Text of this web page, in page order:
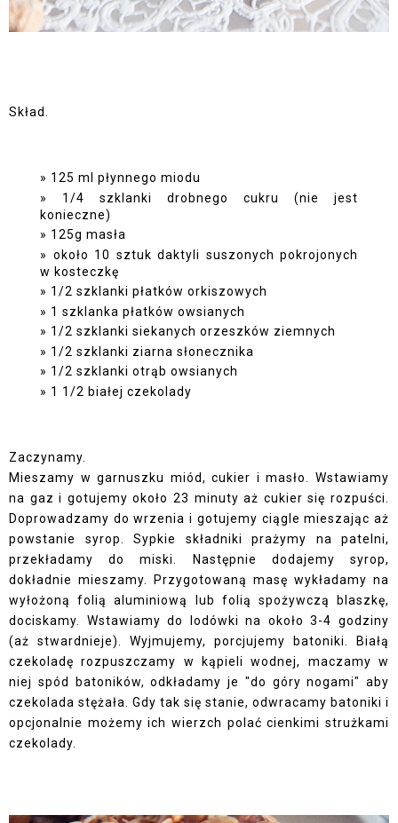
Skład.
125 ml płynnego miodu
1/4 szklanki drobnego cukru (nie jest
konieczne)
125g masła
około 10 sztuk daktyli suszonych pokrojonych
w kosteczkę
1/2 szklanki płatków orkiszowych
1 szklanka płatków owsianych
1/2 szklanki siekanych orzeszków ziemnych
1/2 szklanki ziarna słonecznika
1/2 szklanki otrąb owsianych
1 1/2 białej czekolady
Zaczynamy.
Mieszamy w garnuszku miód, cukier i masło. Wstawiamy
na gaz i gotujemy około 23 minuty aż cukier się rozpuści.
Doprowadzamy do wrzenia i gotujemy ciągle mieszając aż
powstanie syrop. Sypkie składniki prażymy na patelni,
przekładamy do miski. Następnie dodajemy syrop,
dokładnie mieszamy. Przygotowaną masę wykładamy na
wyłożoną folią aluminiową lub folią spożywczą blaszkę,
dociskamy. Wstawiamy do lodówki na około 3-4 godziny
(aż stwardnieje). Wyjmujemy, porcjujemy batoniki. Białą
czekoladę rozpuszczamy w kąpieli wodnej, maczamy w
niej spód batoników, odkładamy je "do góry nogami" aby
czekolada stężała. Gdy tak się stanie, odwracamy batoniki i
opcjonalnie możemy ich wierzch polać cienkimi strużkami
czekolady.